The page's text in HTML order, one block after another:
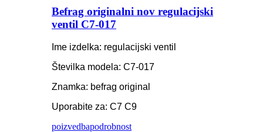
Befrag originalni nov regulacijski
ventil C7-017
Ime izdelka: regulacijski ventil
Številka modela: C7-017
Znamka: befrag original
Uporabite za: C7 C9
poizvedbapodrobnost